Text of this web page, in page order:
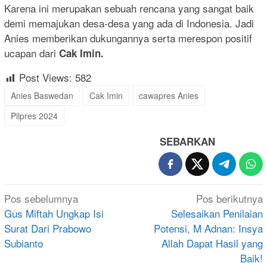
Karena ini merupakan sebuah rencana yang sangat baik
demi memajukan desa-desa yang ada di Indonesia. Jadi
Anies memberikan dukungannya serta merespon positif
ucapan dari Cak Imin.
Post Views: 582
Anies Baswedan Cak Imin
cawapres Anies
Pilpres 2024
SEBARKAN
Navigasi
pos
Pos sebelumnya
Gus Miftah Ungkap Isi
Surat Dari Prabowo
Subianto
Pos berikutnya
Selesaikan Penilaian
Potensi, M Adnan: Insya
Allah Dapat Hasil yang
Baik!